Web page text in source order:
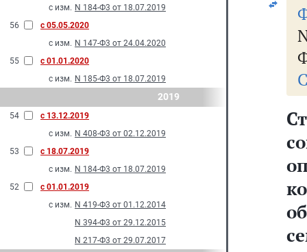
с изм. N 184-Ф3 от 18.07.2019
56
с 05.05.2020
с изм. N 147-Ф3 от 24.04.2020
55
с 01.01.2020
с изм. N 185-Ф3 от 18.07.2019
2019
54
с 13.12.2019
с изм. N 408-Ф3 от 02.12.2019
53
с 18.07.2019
с изм. N 184-Ф3 от 18.07.2019
52
с 01.01.2019
с изм. N 419-Ф3 от 01.12.2014
N 394-Ф3 от 29.12.2015
N 217-Ф3 от 29.07.2017